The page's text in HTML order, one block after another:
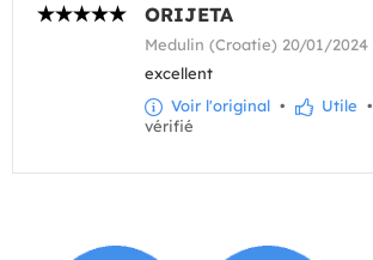
ORIJETA
Medulin (Croatie) 20/01/2024
excellent
Voir l'original • Utile •
vérifié